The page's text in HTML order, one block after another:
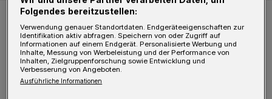
Exotisches, Afrikanisches und natürlich Burger - an den Foodtrucks
werden.
Foto: Wuppertaler Rundschau
Folgendes bereitzustellen:
Verwendung genauer Standortdaten. Endgeräteeigenschaften zur
Identifikation aktiv abfragen. Speichern von oder Zugriff auf
Informationen auf einem Endgerät. Personalisierte Werbung und
Inhalte, Messung von Werbeleistung und der Performance von
Inhalten, Zielgruppenforschung sowie Entwicklung und
Verbesserung von Angeboten.
Ausführliche Informationen